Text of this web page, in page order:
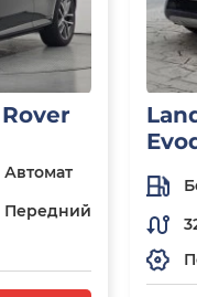
Автомат
Передний